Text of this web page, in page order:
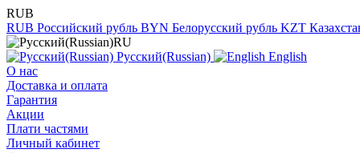
RUB
RUB Российский рубль BYN Белорусский рубль KZT
RU
Русский(Russian)
English
О нас
Доставка и оплата
Гарантия
Акции
Плати частями
Личный кабинет